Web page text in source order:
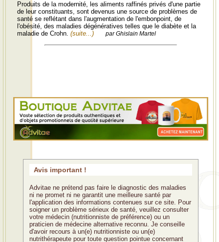
Produits de la modernité, les aliments raffinés privés d'une partie
de leur constituants, sont devenus une source de problèmes de
santé se reflétant dans l'augmentation de l'embonpoint, de
l'obésité, des maladies dégénératives telles que le diabète et la
maladie de Crohn. (suite...) par Ghislain Martel
Avis important !
Advitae ne prétend pas faire le diagnostic des maladies
ni ne promet ni ne garantit une meilleure santé par
l'application des informations contenues sur ce site. Pour
soigner un problème sérieux de santé, veuillez consulter
votre médecin (nutritionniste de préférence) ou un
praticien de médecine alternative reconnu. Je conseille
d'avoir recours à un(e) nutritionniste ou un(e)
nutrithérapeute pour toute question pointue concernant